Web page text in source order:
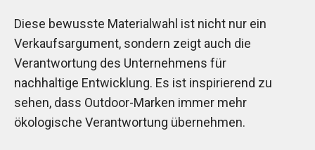
Diese bewusste Materialwahl ist nicht nur ein
Verkaufsargument, sondern zeigt auch die
Verantwortung des Unternehmens für
nachhaltige Entwicklung. Es ist inspirierend zu
sehen, dass Outdoor-Marken immer mehr
ökologische Verantwortung übernehmen.